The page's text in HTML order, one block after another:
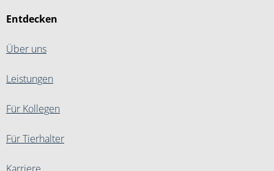
Entdecken
Über uns
Leistungen
Für Kollegen
Für Tierhalter